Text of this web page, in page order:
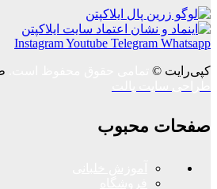
InstagramYoutube Telegram Whatsapp
کپی‌رایت ©
صفحات محبوب